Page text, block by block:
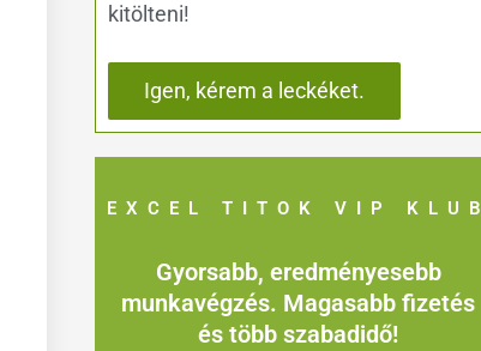
kitölteni!
EXCEL TITOK VIP KLUB
Gyorsabb, eredményesebb
munkavégzés. Magasabb fizetés
és több szabadidő!